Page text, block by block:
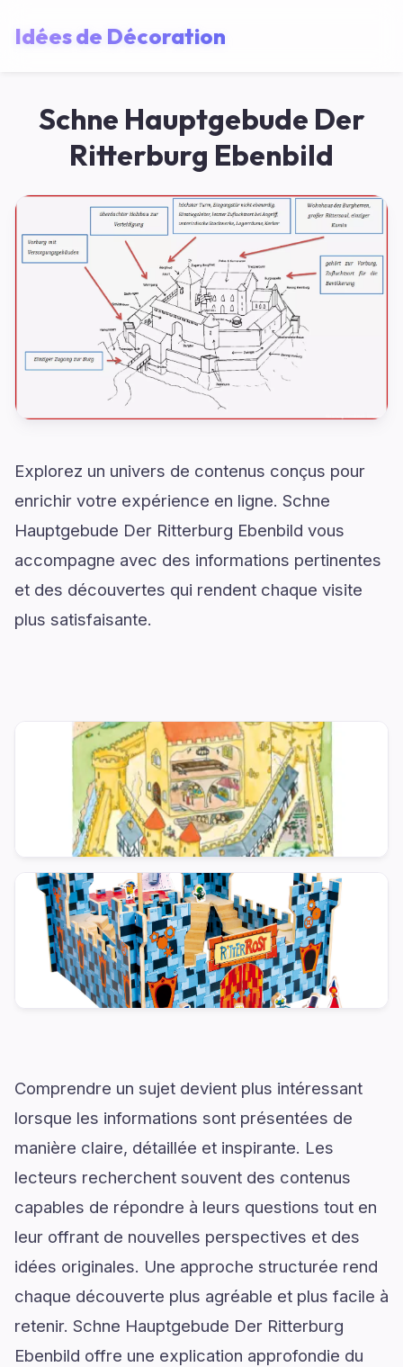
Idées de Décoration
Schne Hauptgebude Der
Ritterburg Ebenbild
Explorez un univers de contenus conçus pour
enrichir votre expérience en ligne. Schne
Hauptgebude Der Ritterburg Ebenbild vous
accompagne avec des informations pertinentes
et des découvertes qui rendent chaque visite
plus satisfaisante.
Comprendre un sujet devient plus intéressant
lorsque les informations sont présentées de
manière claire, détaillée et inspirante. Les
lecteurs recherchent souvent des contenus
capables de répondre à leurs questions tout en
leur offrant de nouvelles perspectives et des
idées originales. Une approche structurée rend
chaque découverte plus agréable et plus facile à
retenir. Schne Hauptgebude Der Ritterburg
Ebenbild offre une explication approfondie du